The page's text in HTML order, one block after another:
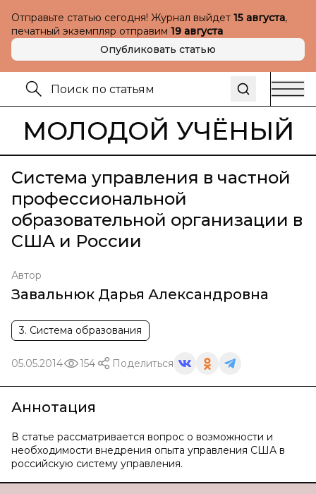
Отправьте статью сегодня! Журнал выйдет 15 августа,
печатный экземпляр отправим 19 августа
Опубликовать статью
МОЛОДОЙ УЧЁНЫЙ
Система управления в частной
профессиональной
образовательной организации в
США и России
Автор
Завальнюк Дарья Александровна
3. Система образования
05.05.2014 154 Поделиться
Аннотация
В статье рассматривается вопрос о возможности и
необходимости внедрения опыта управления США в
российскую систему управления.